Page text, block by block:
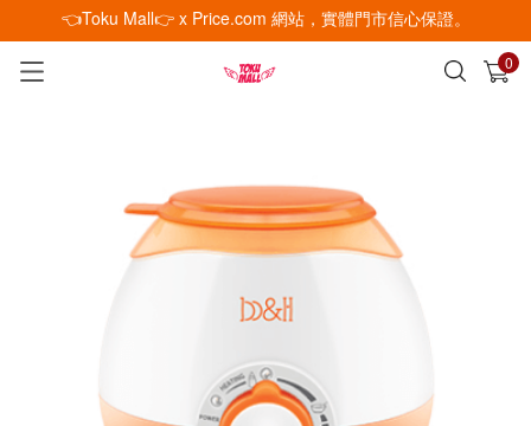
👈Toku Mall👉 x Price.com 網站，實體門市信心保證。
0
已加入購物車 查看